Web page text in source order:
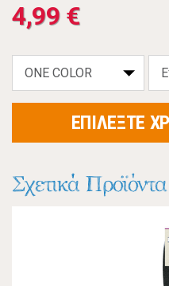
4,99 €
ΕΠΙΛΕΞΤΕ
Σχετικά Προϊόντα